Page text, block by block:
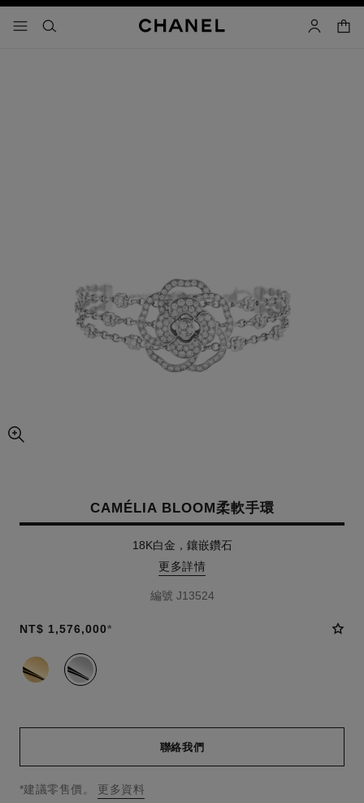
選單 - 主導覽
- 主選單搜尋 帳戶
購物
圖片的放大圖
CAMÉLIA BLOOM柔軟手環
18K白金，鑲嵌鑽石
更多詳情
編號 J13524
NT$ 1,576,000*
款式(2)
聯絡我們
↩
*建議零售價。 更多資料